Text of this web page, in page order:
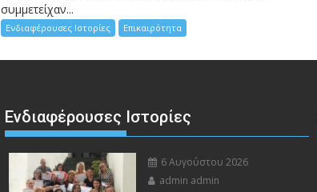
συμμετείχαν...
Ενδιαφέρουσες Ιστορίες Επικαιρότητα
Ενδιαφέρουσες Ιστορίες
6 Αυγούστου 2026
admin admin